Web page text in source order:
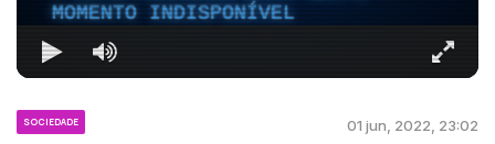
MOMENTO INDISPONÍVEL
SOCIEDADE 01 jun, 2022, 23:02